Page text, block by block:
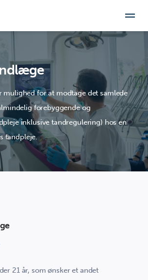
mulighed for at modtage det samlede
forebyggende og
inklusive tandregulering) hos en
tandpleje.
21 år, som ønsker et andet